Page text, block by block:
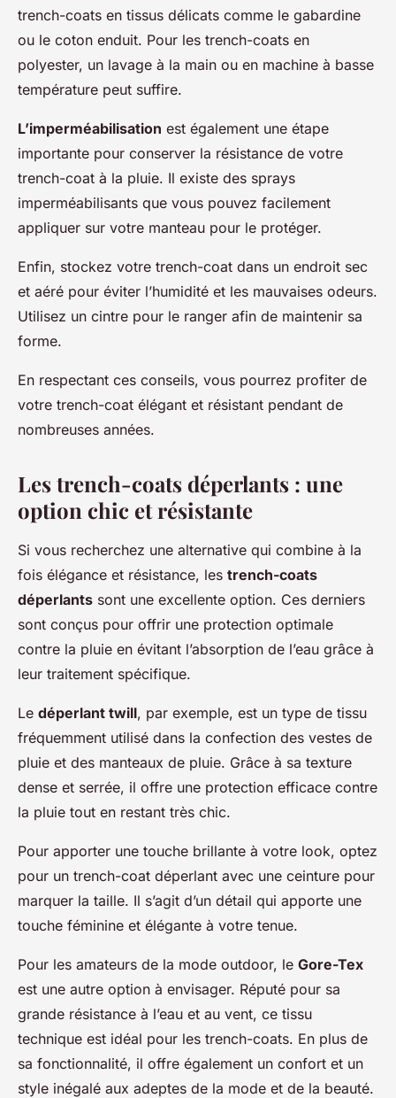
trench-coats en tissus délicats comme le gabardine
ou le coton enduit. Pour les trench-coats en
polyester, un lavage à la main ou en machine à basse
température peut suffire.
L’imperméabilisation est également une étape
importante pour conserver la résistance de votre
trench-coat à la pluie. Il existe des sprays
imperméabilisants que vous pouvez facilement
appliquer sur votre manteau pour le protéger.
Enfin, stockez votre trench-coat dans un endroit sec
et aéré pour éviter l’humidité et les mauvaises odeurs.
Utilisez un cintre pour le ranger afin de maintenir sa
forme.
En respectant ces conseils, vous pourrez profiter de
votre trench-coat élégant et résistant pendant de
nombreuses années.
Les trench-coats déperlants : une
option chic et résistante
Si vous recherchez une alternative qui combine à la
fois élégance et résistance, les trench-coats
déperlants sont une excellente option. Ces derniers
sont conçus pour offrir une protection optimale
contre la pluie en évitant l’absorption de l’eau grâce à
leur traitement spécifique.
Le déperlant twill, par exemple, est un type de tissu
fréquemment utilisé dans la confection des vestes de
pluie et des manteaux de pluie. Grâce à sa texture
dense et serrée, il offre une protection efficace contre
la pluie tout en restant très chic.
Pour apporter une touche brillante à votre look, optez
pour un trench-coat déperlant avec une ceinture pour
marquer la taille. Il s’agit d’un détail qui apporte une
touche féminine et élégante à votre tenue.
Pour les amateurs de la mode outdoor, le Gore-Tex
est une autre option à envisager. Réputé pour sa
grande résistance à l’eau et au vent, ce tissu
technique est idéal pour les trench-coats. En plus de
sa fonctionnalité, il offre également un confort et un
style inégalé aux adeptes de la mode et de la beauté.